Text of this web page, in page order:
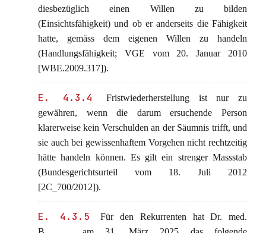
diesbezüglich einen Willen zu bilden
(Einsichtsfähigkeit) und ob er anderseits die Fähigkeit
hatte, gemäss dem eigenen Willen zu handeln
(Handlungsfähigkeit; VGE vom 20. Januar 2010
[WBE.2009.317]).
E. 4.3.4
Fristwiederherstellung ist nur zu
gewähren, wenn die darum ersuchende Person
klarerweise kein Verschulden an der Säumnis trifft, und
sie auch bei gewissenhaftem Vorgehen nicht rechtzeitig
hätte handeln können. Es gilt ein strenger Massstab
(Bundesgerichtsurteil vom 18. Juli 2012
[2C_700/2012]).
E. 4.3.5
Für den Rekurrenten hat Dr. med.